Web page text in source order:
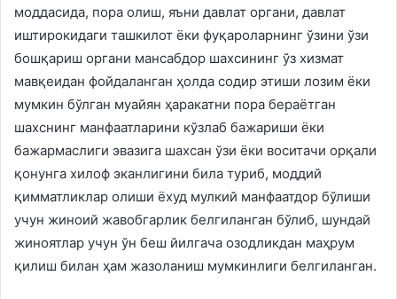
моддасида, пора олиш, яъни давлат органи, давлат
иштирокидаги ташкилот ёки фуқароларнинг ўзини ўзи
бошқариш органи мансабдор шахсининг ўз хизмат
мавқеидан фойдаланган ҳолда содир этиши лозим ёки
мумкин бўлган муайян ҳаракатни пора бераётган
шахснинг манфаатларини кўзлаб бажариши ёки
бажармаслиги эвазига шахсан ўзи ёки воситачи орқали
қонунга хилоф эканлигини била туриб, моддий
қимматликлар олиши ёхуд мулкий манфаатдор бўлиши
учун жиноий жавобгарлик белгиланган бўлиб, шундай
жиноятлар учун ўн беш йилгача озодликдан маҳрум
қилиш билан ҳам жазоланиш мумкинлиги белгиланган.